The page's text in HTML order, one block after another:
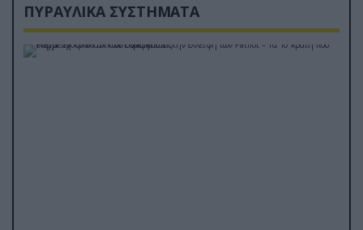
ΠΥΡΑΥΛΙΚΑ ΣΥΣΤΗΜΑΤΑ